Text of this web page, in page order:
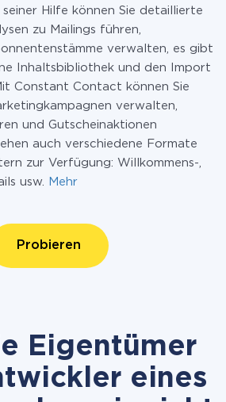
seiner Hilfe können Sie detaillierte
zu Mailings führen,
verwalten, es gibt
Inhaltsbibliothek und den Import
Constant Contact können Sie
verwalten,
und Gutscheinaktionen
auch verschiedene Formate
zur Verfügung: Willkommens-,
usw.
Mehr
Probieren
Eigentümer
eines